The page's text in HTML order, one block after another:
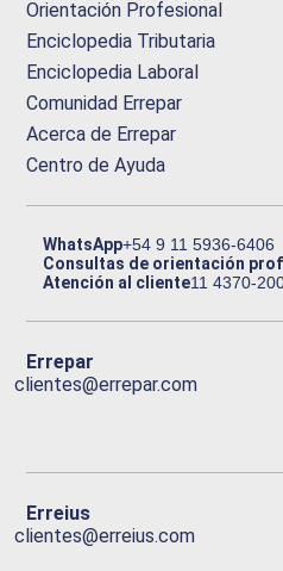
Orientación Profesional
Enciclopedia Tributaria
Enciclopedia Laboral
Comunidad Errepar
Acerca de Errepar
Centro de Ayuda
WhatsApp+54 9 11 5936-6406
Consultas de orientación
Atención al cliente11 4370-
Errepar
clientes@errepar.com
Erreius
clientes@erreius.com